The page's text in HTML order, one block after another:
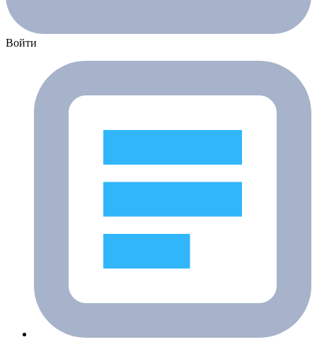
Войти